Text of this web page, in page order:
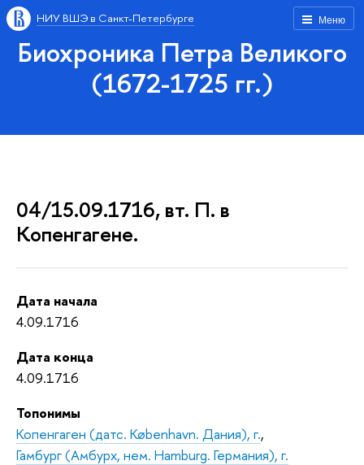
Меню
НИУ ВШЭ в Санкт-Петербурге
Биохроника Петра Великого
(1672-1725 гг.)
04/15.09.1716, вт. П. в
Копенгагене.
Дата начала
4.09.1716
Дата конца
4.09.1716
Топонимы
Копенгаген (датс. København. Дания), г.,
Гамбург (Амбурх, нем. Hamburg. Германия), г.